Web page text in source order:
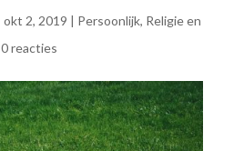
okt 2, 2019 | Persoonlijk, Religie en
0 reacties